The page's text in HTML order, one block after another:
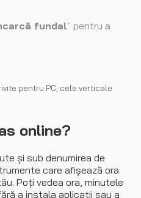
fundal" pentru a
pentru PC, cele verticale
online?
și sub denumirea de
care afișează ora
Poți vedea ora, minutele
a instala aplicații sau a